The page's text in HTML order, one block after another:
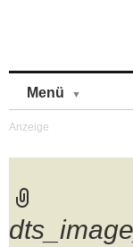
Menü